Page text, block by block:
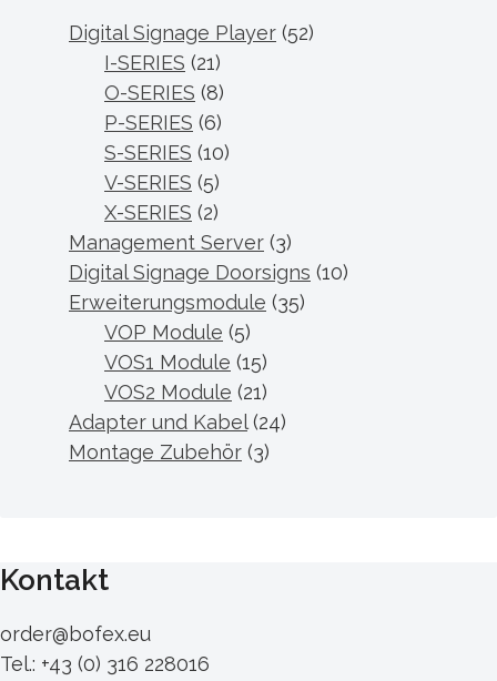
Digital Signage Player (52)
I-SERIES (21)
O-SERIES (8)
P-SERIES (6)
S-SERIES (10)
V-SERIES (5)
X-SERIES (2)
Management Server (3)
Digital Signage Doorsigns (10)
Erweiterungsmodule (35)
VOP Module (5)
VOS1 Module (15)
VOS2 Module (21)
Adapter und Kabel (24)
Montage Zubehör (3)
Kontakt
order@bofex.eu
Tel.: +43 (0) 316 228016